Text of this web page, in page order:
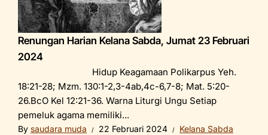
Renungan Harian Kelana Sabda, Jumat 23 Februari
2024
Hidup Keagamaan Polikarpus Yeh.
18:21-28; Mzm. 130:1-2,3-4ab,4c-6,7-8; Mat. 5:20-
26.BcO Kel 12:21-36. Warna Liturgi Ungu Setiap
pemeluk agama memiliki...
By saudara muda 22 Februari 2024 Kelana Sabda